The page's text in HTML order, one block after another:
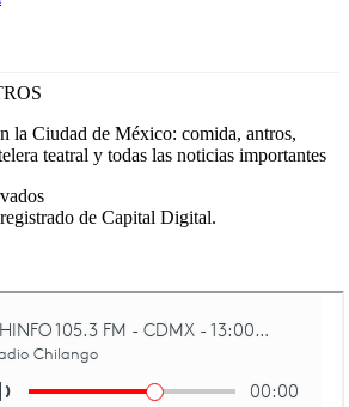
la Ciudad de México: comida, antros,
teatral y todas las noticias importantes
de Capital Digital.